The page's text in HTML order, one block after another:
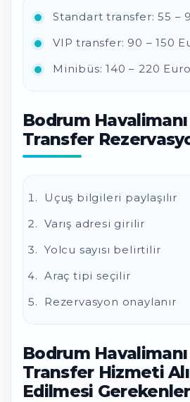
Standart transfer: 55 –
VIP transfer: 90 – 150
Minibüs: 140 – 220 Euro
Bodrum
Transfer
Uçuş bilgileri paylaşılır
Varış adresi girilir
Yolcu sayısı belirtilir
Araç tipi seçilir
Rezervasyon onaylanır
Bodrum
Transfer Hizmeti
Edilmesi Gerekenler